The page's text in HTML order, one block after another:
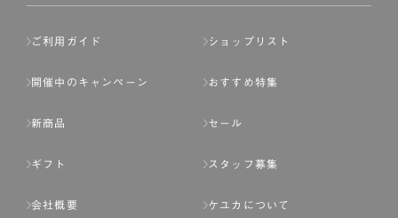
ご利用ガイド ショップリスト
開催中のキャンペーン おすすめ特集
新商品 セール
ギフト スタッフ募集
会社概要 ケユカについて